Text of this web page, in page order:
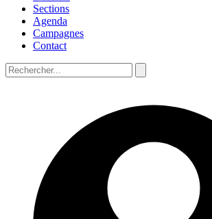
Sections
Agenda
Campagnes
Contact